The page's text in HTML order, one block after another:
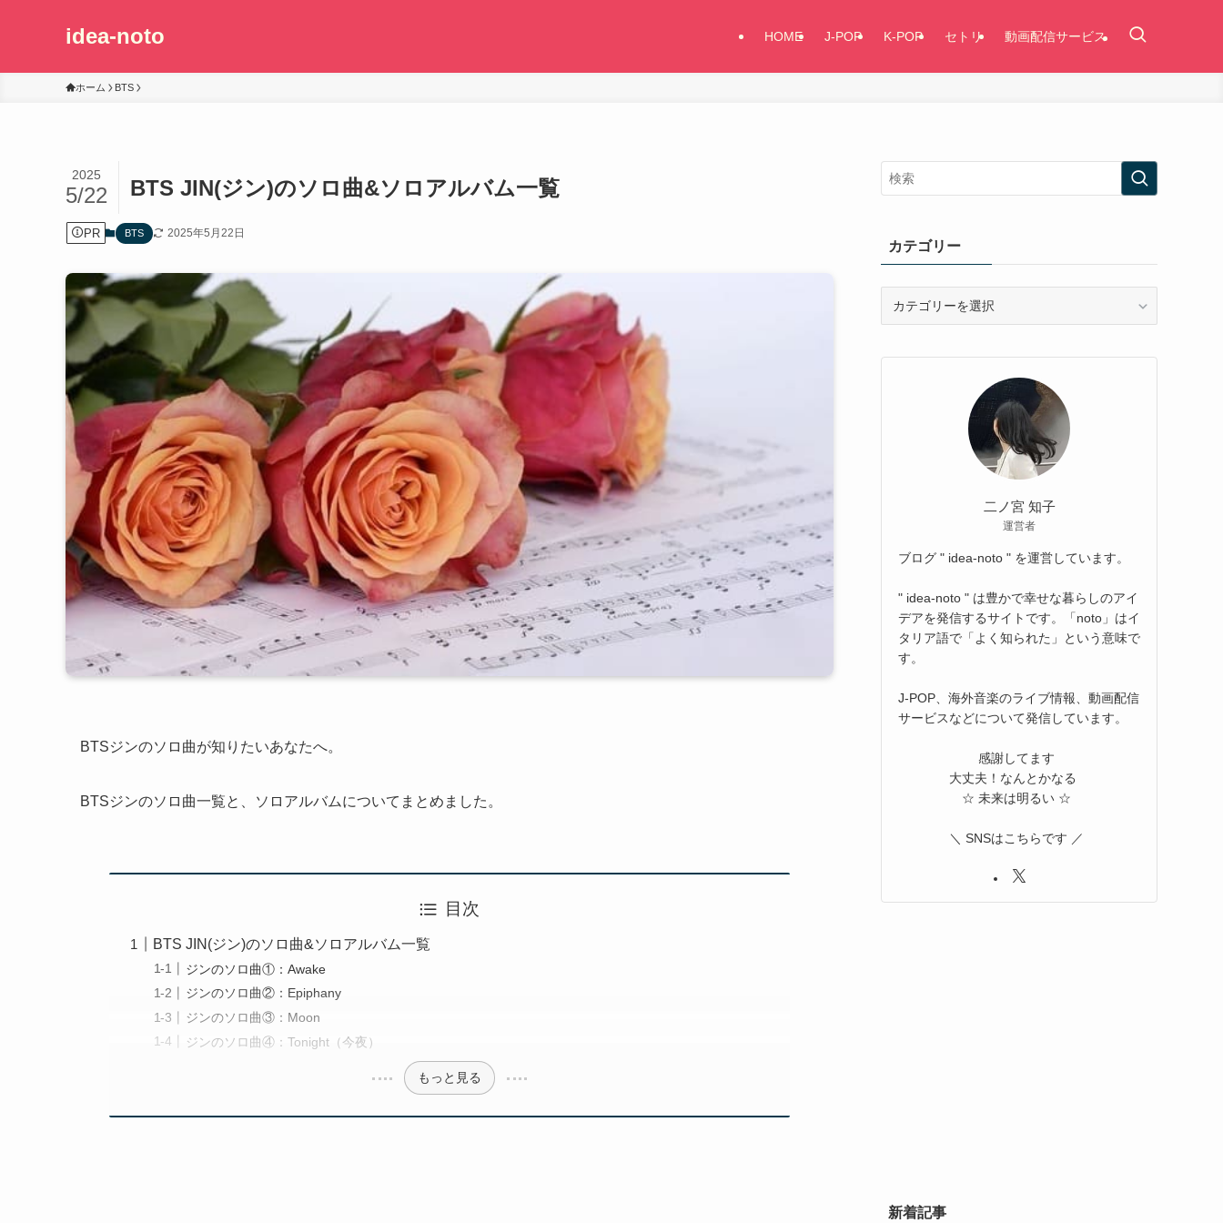
idea-noto HOME J-POP K-POP セトリ 動画配信サービス
ホーム BTS
BTS JIN(ジン)のソロ曲&ソロアルバム一覧
2025
5/22
PR BTS 2025年5月22日
BTSジンのソロ曲が知りたいあなたへ。
BTSジンのソロ曲一覧と、ソロアルバムについてまとめました。
目次
BTS JIN(ジン)のソロ曲&ソロアルバム一覧
ジンのソロ曲①：Awake
ジンのソロ曲②：Epiphany
ジンのソロ曲③：Moon
ジンのソロ曲④：Tonight（今夜）
もっと見る
カテゴリー
リ
二ノ宮 知子
運営者
ブログ " idea-noto " を運営しています。
" idea-noto " は豊かで幸せな暮らしのアイ
デアを発信するサイトです。「noto」はイ
タリア語で「よく知られた」という意味で
す。
J-POP、海外音楽のライブ情報、動画配信
サービスなどについて発信しています。
感謝してます
大丈夫！なんとかなる
☆ 未来は明るい ☆
＼ SNSはこちらです ／
新着記事